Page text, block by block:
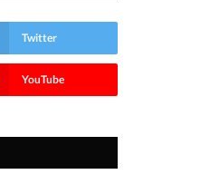
Twitter
YouTube